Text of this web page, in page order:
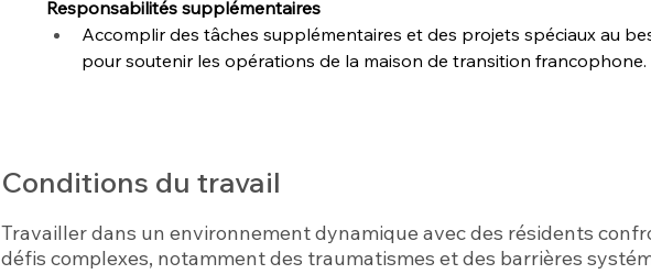
Responsabilités supplémentaires
Accomplir des tâches supplémentaires et des projets spéciaux au
pour soutenir les opérations de la maison de transition francophone.
Conditions du travail
Travailler dans un environnement dynamique avec des résidents
défis complexes, notamment des traumatismes et des barrières